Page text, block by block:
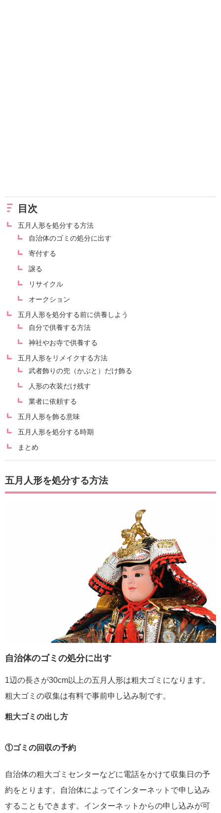
目次
五月人形を処分する方法
自治体のゴミの処分に出す
寄付する
譲る
リサイクル
オークション
五月人形を処分する前に供養しよう
自分で供養する方法
神社やお寺で供養する
五月人形をリメイクする方法
武者飾りの兜（かぶと）だけ飾る
人形の衣装だけ残す
業者に依頼する
五月人形を飾る意味
五月人形を処分する時期
まとめ
五月人形を処分する方法
自治体のゴミの処分に出す
1辺の長さが30cm以上の五月人形は粗大ゴミになります。
粗大ゴミの収集は有料で事前申し込み制です。
粗大ゴミの出し方
①ゴミの回収の予約
自治体の粗大ゴミセンターなどに電話をかけて収集日の予
約をとります。自治体によってインターネットで申し込み
することもできます。インターネットからの申し込みが可